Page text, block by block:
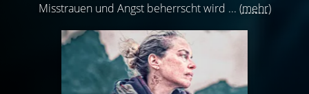
Misstrauen und Angst beherrscht wird ... (mehr)